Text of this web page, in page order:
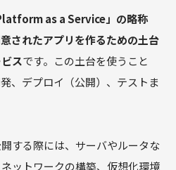
as a Service」の略称
されたアプリを作るための土台
スです。この土台を使うこと
、デプロイ（公開）、テストま
する際には、サーバやルータな
ットワークの構築、仮想化環境